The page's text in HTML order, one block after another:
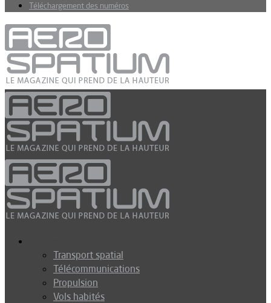
Téléchargement des numéros
Transport spatial
Télécommunications
Propulsion
Vols habités